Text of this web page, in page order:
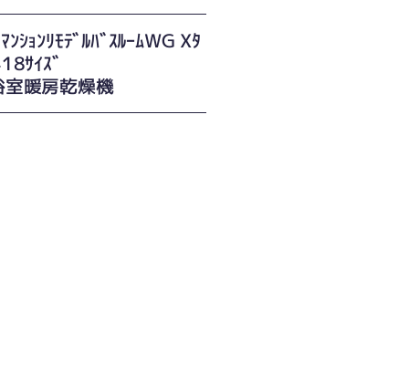
ﾝｼｮﾝﾘﾓﾃﾞﾙﾊﾞｽﾙｰﾑWG Xﾀ
ｻｲｽﾞ
室暖房乾燥機